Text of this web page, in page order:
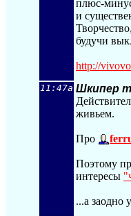
плюс-
и
будучи
http://
11:47a Шкипер
живьем.
Про
Поэтому
интересы
...а заодно